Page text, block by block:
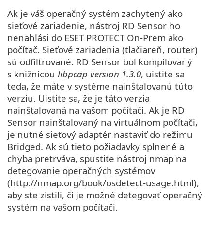
Ak je váš operačný systém zachytený ako
sieťové zariadenie, nástroj RD Sensor ho
nenahlási do ESET PROTECT On-Prem ako
počítač. Sieťové zariadenia (tlačiareň, router)
sú odfiltrované. RD Sensor bol kompilovaný
s knižnicou libpcap version 1.3.0, uistite sa
teda, že máte v systéme nainštalovanú túto
verziu. Uistite sa, že je táto verzia
nainštalovaná na vašom počítači. Ak je RD
Sensor nainštalovaný na virtuálnom počítači,
je nutné sieťový adaptér nastaviť do režimu
Bridged. Ak sú tieto požiadavky splnené a
chyba pretrváva, spustite nástroj nmap na
detegovanie operačných systémov
(http://nmap.org/book/osdetect-usage.html),
aby ste zistili, či je možné detegovať operačný
systém na vašom počítači.